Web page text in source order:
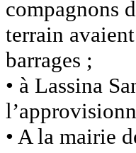
compagnons
terrain
barrages ;
• à Lassina
• A la mairie